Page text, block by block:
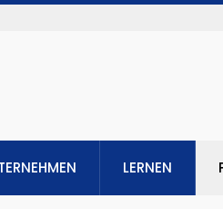
LERNEN